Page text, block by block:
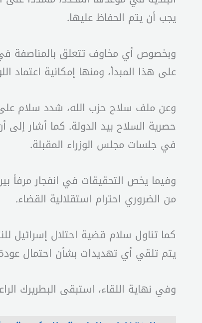
يجب أن يتم الحفاظ عليها.
وبخصوص أي مخاوف تتعلق بالمناصفة
على هذا المبدأ، ومنها إمكانية اعتماد
وعن ملف سلاح حزب الله، شدد سلام على
حصرية السلاح بيد الدولة. كما أشار
في جلسات مجلس الوزراء المقبلة.
وفيما يخص التحقيقات في انفجار مرفأ
من الضروري احترام استقلالية القضاء.
كما تناول سلام قضية احتلال إسرائيل
يتم تلقي أي تهديدات بشأن احتمال
وفي نهاية اللقاء، استبقى البطريرك